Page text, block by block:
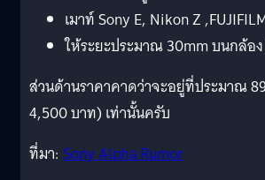
เมาท์ Sony E, Nikon Z
ให้ระยะประมาณ 30mm บนกล้อ
ส่วนด้านราคาคาดว่าจะอยู่ที่ประมาณ
4,500 บาท) เท่านั้นครับ
ที่มา: Sony Alpha Rumor